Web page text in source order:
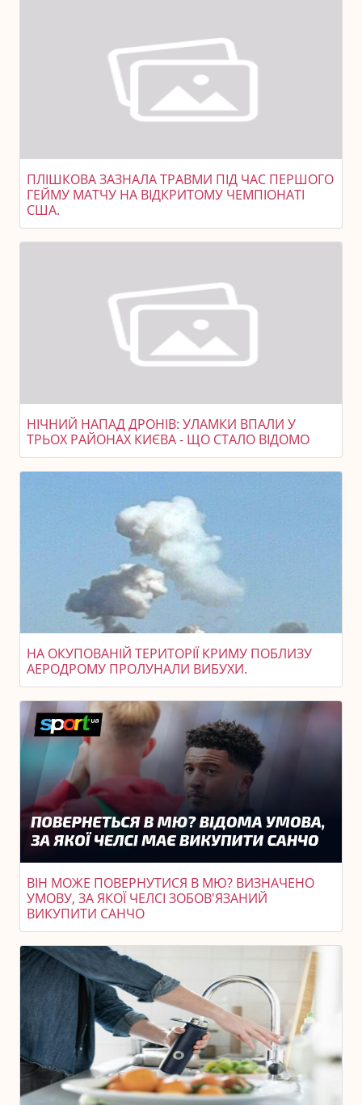
ПЛІШКОВА ЗАЗНАЛА ТРАВМИ ПІД ЧАС ПЕРШОГО
ГЕЙМУ МАТЧУ НА ВІДКРИТОМУ ЧЕМПІОНАТІ
США.
НІЧНИЙ НАПАД ДРОНІВ: УЛАМКИ ВПАЛИ У
ТРЬОХ РАЙОНАХ КИЄВА - ЩО СТАЛО ВІДОМО
НА ОКУПОВАНІЙ ТЕРИТОРІЇ КРИМУ ПОБЛИЗУ
АЕРОДРОМУ ПРОЛУНАЛИ ВИБУХИ.
ВІН МОЖЕ ПОВЕРНУТИСЯ В МЮ? ВИЗНАЧЕНО
УМОВУ, ЗА ЯКОЇ ЧЕЛСІ ЗОБОВ'ЯЗАНИЙ
ВИКУПИТИ САНЧО